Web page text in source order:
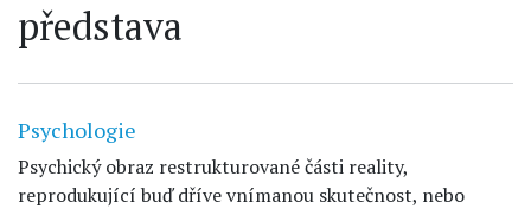
představa
Psychologie
Psychický obraz restrukturované části reality,
reprodukující buď dříve vnímanou skutečnost, nebo